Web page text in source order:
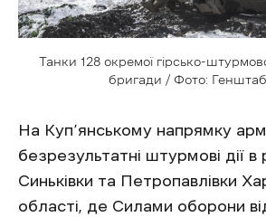
Танки 128 окремої гірсько-
бригади / Фото:
На Куп’янському напрямку
безрезультатні штурмові дії в
Синьківки та Петропавлівки
області, де Силами оборони